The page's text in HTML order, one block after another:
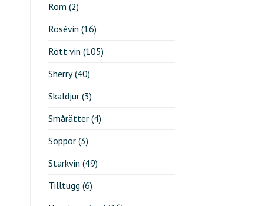
Rom (2)
Rosévin (16)
Rött vin (105)
Sherry(40)
Skaldjur(3)
Smårätter(4)
Soppor(3)
Starkvin (49)
Tilltugg (6)